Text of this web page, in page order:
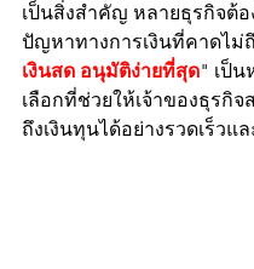
เป็นสิ่งสำคัญ หลายธุรกิจต้
ปัญหาทางการเงินที่คาดไม่
เงินสด อนุมัติง่ายที่สุด" เป็น
เลือกที่ช่วยให้เจ้าของธุรกิจ
ถึงเงินทุนได้อย่างรวดเร็วแ